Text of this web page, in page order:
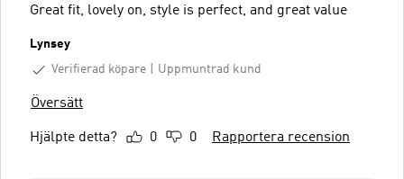
Great fit, lovely on, style is perfect, and great value
Lynsey
Verifierad köpare
Uppmuntrad kund
Översätt
Hjälpte detta? 0 0 Rapportera recension